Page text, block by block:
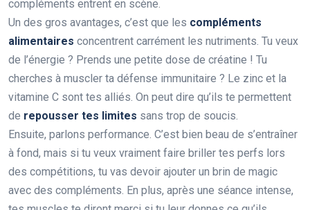
compléments entrent en scène.
Un des gros avantages, c’est que les compléments
alimentaires concentrent carrément les nutriments. Tu veux
de l’énergie ? Prends une petite dose de créatine ! Tu
cherches à muscler ta défense immunitaire ? Le zinc et la
vitamine C sont tes alliés. On peut dire qu’ils te permettent
de repousser tes limites sans trop de soucis.
Ensuite, parlons performance. C’est bien beau de s’entraîner
à fond, mais si tu veux vraiment faire briller tes perfs lors
des compétitions, tu vas devoir ajouter un brin de magic
avec des compléments. En plus, après une séance intense,